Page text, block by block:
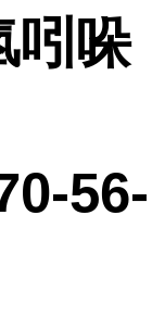
吲哚
56-